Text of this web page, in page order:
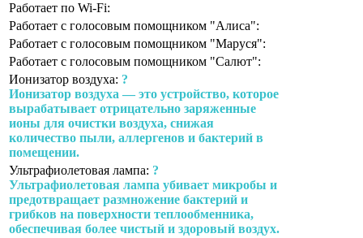
Работает по Wi-Fi:
Работает с голосовым помощником "Алиса":
Работает с голосовым помощником "Маруся":
Работает с голосовым помощником "Салют":
Ионизатор воздуха: ?
Ионизатор воздуха — это устройство, которое
вырабатывает отрицательно заряженные
ионы для очистки воздуха, снижая
количество пыли, аллергенов и бактерий в
помещении.
Ультрафиолетовая лампа: ?
Ультрафиолетовая лампа убивает микробы и
предотвращает размножение бактерий и
грибков на поверхности теплообменника,
обеспечивая более чистый и здоровый воздух.